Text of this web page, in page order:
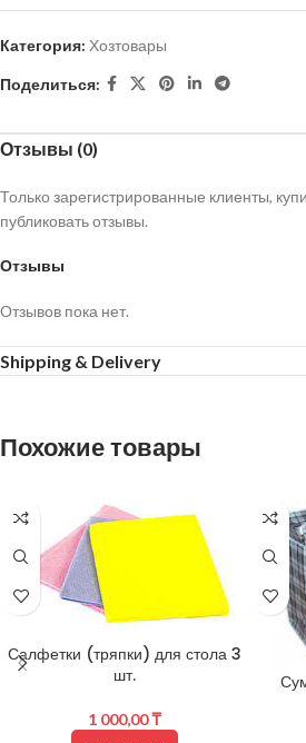
Категория: Хозтовары
Поделиться:
Отзывы (0)
Отзывы
Отзывов пока нет.
Только зарегистрированные клиенты,
публиковать отзывы.
Shipping & Delivery
Похожие товары
Салфетки (тряпки) для стола 3
шт.
1 000,00₸